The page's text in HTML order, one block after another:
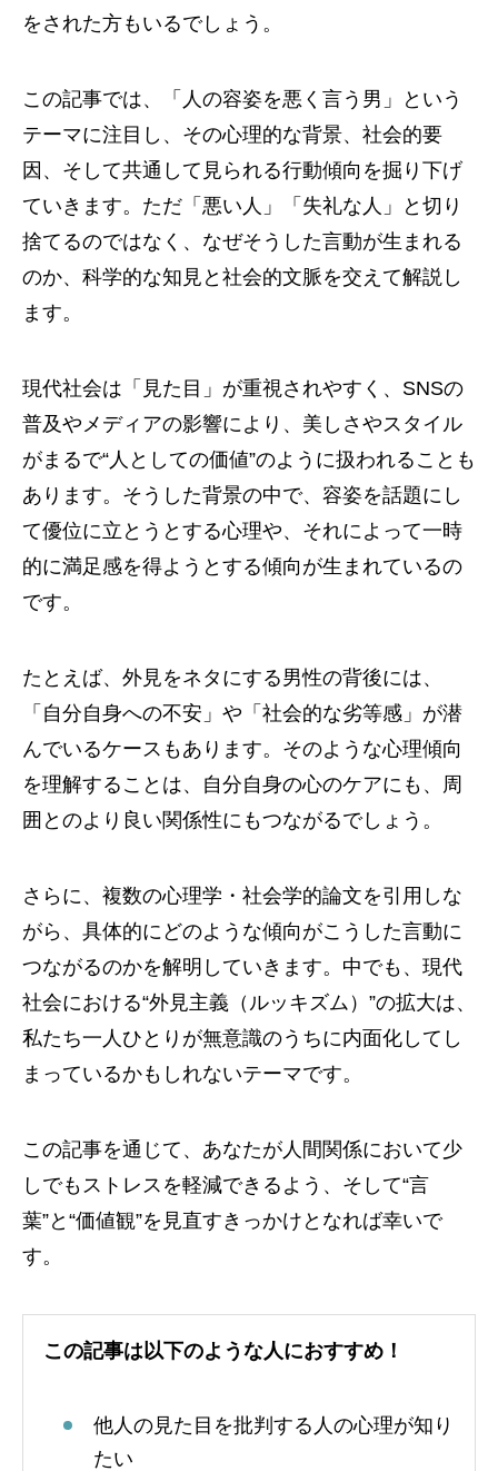
をされた方もいるでしょう。
この記事では、「人の容姿を悪く言う男」という
テーマに注目し、その心理的な背景、社会的要
因、そして共通して見られる行動傾向を掘り下げ
ていきます。ただ「悪い人」「失礼な人」と切り
捨てるのではなく、なぜそうした言動が生まれる
のか、科学的な知見と社会的文脈を交えて解説し
ます。
現代社会は「見た目」が重視されやすく、SNSの
普及やメディアの影響により、美しさやスタイル
がまるで“人としての価値”のように扱われることも
あります。そうした背景の中で、容姿を話題にし
て優位に立とうとする心理や、それによって一時
的に満足感を得ようとする傾向が生まれているの
です。
たとえば、外見をネタにする男性の背後には、
「自分自身への不安」や「社会的な劣等感」が潜
んでいるケースもあります。そのような心理傾向
を理解することは、自分自身の心のケアにも、周
囲とのより良い関係性にもつながるでしょう。
さらに、複数の心理学・社会学的論文を引用しな
がら、具体的にどのような傾向がこうした言動に
つながるのかを解明していきます。中でも、現代
社会における“外見主義（ルッキズム）”の拡大は、
私たち一人ひとりが無意識のうちに内面化してし
まっているかもしれないテーマです。
この記事を通じて、あなたが人間関係において少
しでもストレスを軽減できるよう、そして“言
葉”と“価値観”を見直すきっかけとなれば幸いで
す。
この記事は以下のような人におすすめ！
他人の見た目を批判する人の心理が知り
たい